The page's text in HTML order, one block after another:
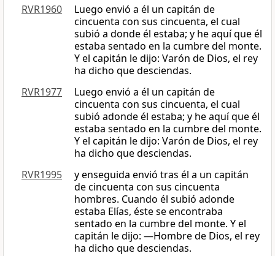
RVR1960
Luego envió a él un capitán de
cincuenta con sus cincuenta, el cual
subió a donde él estaba; y he aquí que él
estaba sentado en la cumbre del monte.
Y el capitán le dijo: Varón de Dios, el rey
ha dicho que desciendas.
RVR1977
Luego envió a él un capitán de
cincuenta con sus cincuenta, el cual
subió adonde él estaba; y he aquí que él
estaba sentado en la cumbre del monte.
Y el capitán le dijo: Varón de Dios, el rey
ha dicho que desciendas.
RVR1995
y enseguida envió tras él a un capitán
de cincuenta con sus cincuenta
hombres. Cuando él subió adonde
estaba Elías, éste se encontraba
sentado en la cumbre del monte. Y el
capitán le dijo: —Hombre de Dios, el rey
ha dicho que desciendas.